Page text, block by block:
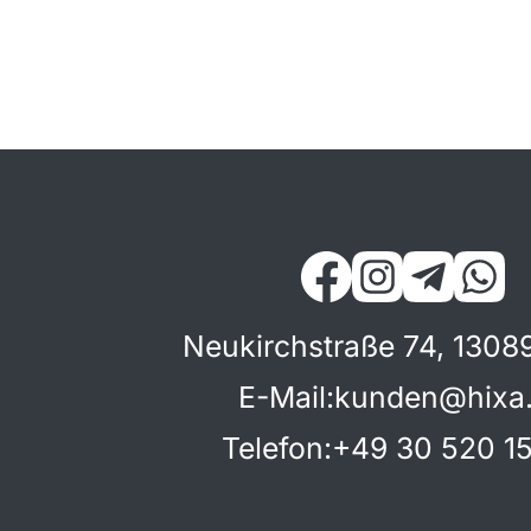
Neukirchstraße 74,
E-Mail:
Telefon:+49 30 520